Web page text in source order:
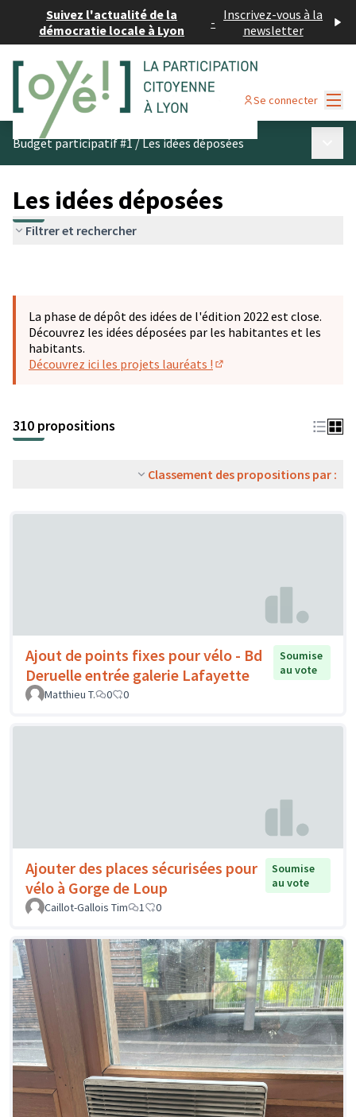
Suivez l'actualité de la
démocratie locale à Lyon
- Inscrivez-vous à la
newsletter
Se connecter
Budget participatif #1/Les idées déposées
Les idées déposées
Filtrer et rechercher
La phase de dépôt des idées de l'édition 2022 est close.
Découvrez les idées déposées par les habitantes et les
habitants.
Découvrez ici les projets lauréats !
310 propositions
Classement des propositions par :
Ajout de points fixes pour vélo - Bd
Deruelle entrée galerie Lafayette
Soumise
au vote
Matthieu T.
0 0
Ajouter des places sécurisées pour
vélo à Gorge de Loup
Soumise
au vote
Caillot-Gallois Tim
1 0